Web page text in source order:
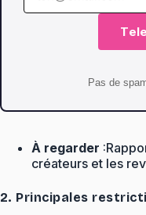
Pas de
À regarder
créateurs et les
2. Principales